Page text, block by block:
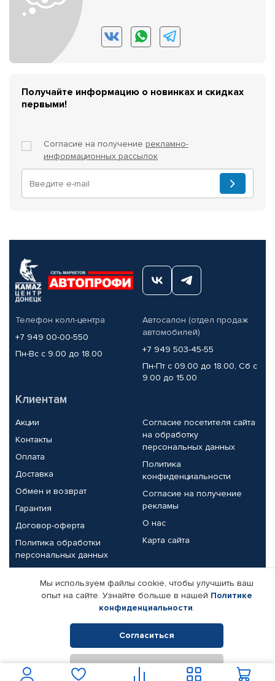
Получайте информацию о новинках и скидках
первыми!
Согласие на получение рекламно-
информационных рассылок
Телефон колл-центра
+7 949 00-00-550
Пн-Вс с 9.00 до 18.00
Автосалон (отдел продаж
автомобилей)
+7 949 503-45-55
Пн-Пт с 09.00 до 18.00, Сб с
9.00 до 15.00
Клиентам
Акции
Контакты
Оплата
Доставка
Обмен и возврат
Гарантия
Договор-оферта
Политика обработки
персональных данных
Согласие посетителя сайта
на обработку
персональных данных
Политика
конфиденциальности
Согласие на получение
рекламы
О нас
Карта сайта
Партнерам
Корпоративным клиентам
Поставщикам
Реквизиты компании
© КАМАЗ ЦЕНТР ДОНЕЦК, 2015-2026. Все права защищены.
Интернет-магазин автомобильных товаров Автопрофи.
Мы используем файлы cookie, чтобы улучшить ваш
опыт на сайте. Узнайте больше в нашей Политике
конфиденциальности.
Согласиться
Отклонить